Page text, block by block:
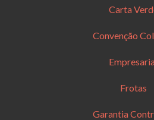
Carta
Convenção
Frotas
Garantia